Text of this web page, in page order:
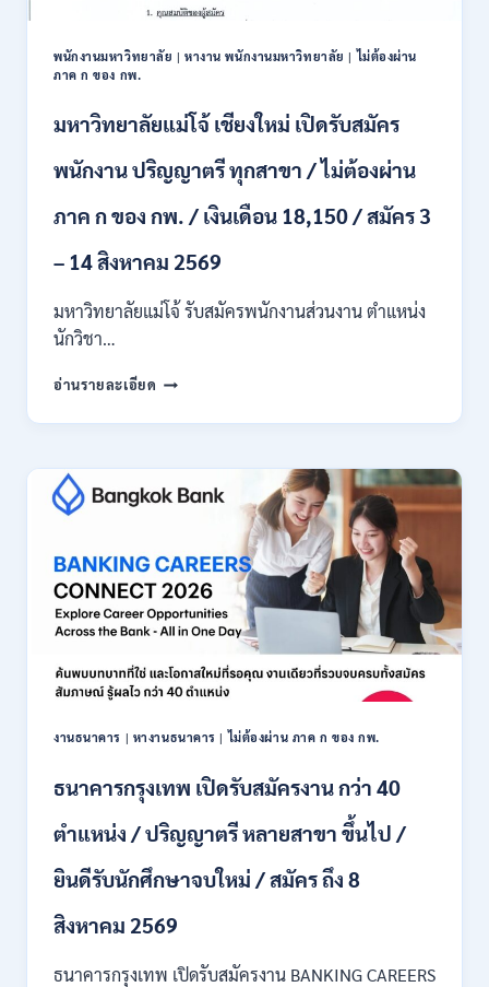
ป.ตรี
สาขา
สมัคร
ONLINE
ก.ค.
19
2569
พนักงานมหาวิทยาลัย |หางาน พนักงานมหาวิทยาลัย |ไม่ต้องผ่าน
ภาค ก ของ กพ.
มหาวิทยาลัยแม่โจ้ เชียงใหม่ เปิดรับสมัคร
พนักงาน ปริญญาตรี ทุกสาขา / ไม่ต้องผ่าน
ภาค ก ของ กพ. / เงินเดือน 18,150 / สมัคร 3
– 14 สิงหาคม 2569
มหาวิทยาลัยแม่โจ้ รับสมัครพนักงานส่วนงาน ตำแหน่ง
นักวิชา…
อ่านรายละเอียด มหาวิทยาลัย
โจ้
เปิด
รับ
สมัคร
ปริญญา
ตรี
ทุก
สาขา
/
ไม่
ต้อง
กพ.
เงิน
18,150
สมัคร
–
งานธนาคาร | หางานธนาคาร |ไม่ต้องผ่าน ภาค ก ของ กพ.
ธนาคารกรุงเทพ เปิดรับสมัครงาน กว่า 40
ตำแหน่ง / ปริญญาตรี หลายสาขา ขึ้นไป /
ยินดีรับนักศึกษาจบใหม่ / สมัคร ถึง 8
สิงหาคม 2569
ธนาคารกรุงเทพ เปิดรับสมัครงาน BANKING CAREERS